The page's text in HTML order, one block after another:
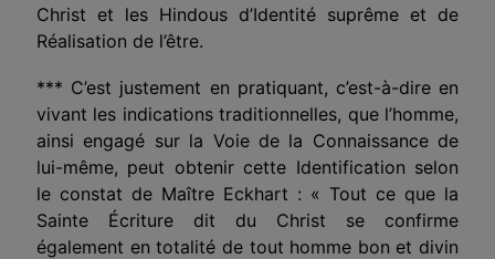
Christ et les Hindous d’Identité suprême et de
Réalisation de l’être.
*** C’est justement en pratiquant, c’est-à-dire en
vivant les indications traditionnelles, que l’homme,
ainsi engagé sur la Voie de la Connaissance de
lui-même, peut obtenir cette Identification selon
le constat de Maître Eckhart : « Tout ce que la
Sainte Écriture dit du Christ se confirme
également en totalité de tout homme bon et divin